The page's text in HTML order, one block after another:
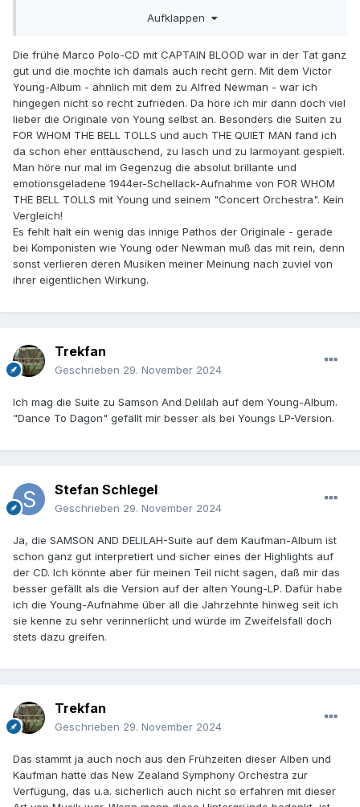
Aufklappen
Die frühe Marco Polo-CD mit CAPTAIN BLOOD war in der Tat ganz
gut und die mochte ich damals auch recht gern. Mit dem Victor
Young-Album - ähnlich mit dem zu Alfred Newman - war ich
hingegen nicht so recht zufrieden. Da höre ich mir dann doch viel
lieber die Originale von Young selbst an. Besonders die Suiten zu
FOR WHOM THE BELL TOLLS und auch THE QUIET MAN fand ich
da schon eher enttäuschend, zu lasch und zu larmoyant gespielt.
Man höre nur mal im Gegenzug die absolut brillante und
emotionsgeladene 1944er-Schellack-Aufnahme von FOR WHOM
THE BELL TOLLS mit Young und seinem "Concert Orchestra". Kein
Vergleich!
Es fehlt halt ein wenig das innige Pathos der Originale - gerade
bei Komponisten wie Young oder Newman muß das mit rein, denn
sonst verlieren deren Musiken meiner Meinung nach zuviel von
ihrer eigentlichen Wirkung.
Trekfan
Geschrieben 29. November 2024
Ich mag die Suite zu Samson And Delilah auf dem Young-Album.
"Dance To Dagon" gefällt mir besser als bei Youngs LP-Version.
Stefan Schlegel
Geschrieben 29. November 2024
Ja, die SAMSON AND DELILAH-Suite auf dem Kaufman-Album ist
schon ganz gut interpretiert und sicher eines der Highlights auf
der CD. Ich könnte aber für meinen Teil nicht sagen, daß mir das
besser gefällt als die Version auf der alten Young-LP. Dafür habe
ich die Young-Aufnahme über all die Jahrzehnte hinweg seit ich
sie kenne zu sehr verinnerlicht und würde im Zweifelsfall doch
stets dazu greifen.
Trekfan
Geschrieben 29. November 2024
Das stammt ja auch noch aus den Frühzeiten dieser Alben und
Kaufman hatte das New Zealand Symphony Orchestra zur
Verfügung, das u.a. sicherlich auch nicht so erfahren mit dieser